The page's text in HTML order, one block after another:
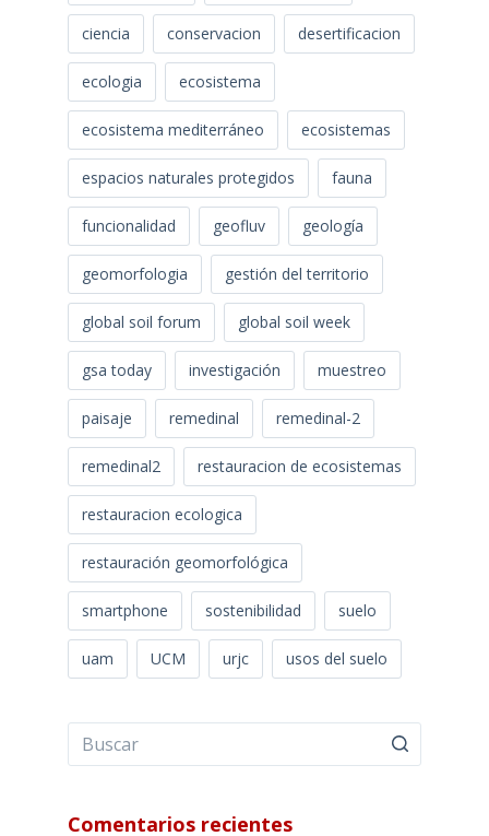
ciencia conservacion desertificacion
ecologia ecosistema
ecosistema mediterráneo ecosistemas
espacios naturales protegidos fauna
funcionalidad geofluv geología
geomorfologia gestión del territorio
global soil forum global soil week
gsa today investigación muestreo
paisaje remedinal remedinal-2
remedinal2 restauracion de ecosistemas
restauracion ecologica
restauración geomorfológica
smartphone sostenibilidad suelo
uam UCM urjc usos del suelo
Comentarios recientes